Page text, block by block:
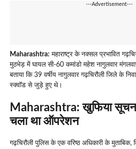
---Advertisement---
Maharashtra: महाराष्ट्र के नक्सल प्रभावित
मुठभेड़ में घायल सी-60 कमांडो महेश नागुलवार
बताया कि 39 वर्षीय नागुलवार गढ़चिरौली जिले के
स्क्वॉड से जुड़े हुए थे।
Maharashtra:खुफिया
चला था ऑपरेशन
गढ़चिरौली पुलिस के एक वरिष्ठ अधिकारी के मुताबिक,